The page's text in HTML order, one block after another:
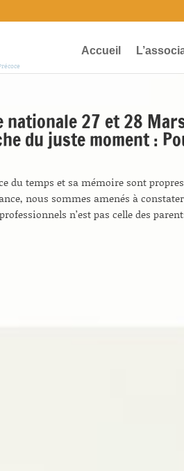
Accueil
nationale 27 et 28
du juste moment :
du temps et sa mémoire sont
nous sommes amenés à
n’est pas celle des